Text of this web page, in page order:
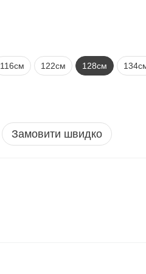
116см 122см 128см
Замовити швидко